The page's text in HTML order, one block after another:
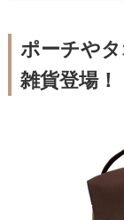
ポーチや
雑貨登場！